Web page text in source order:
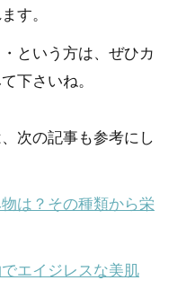
す。
という方は、ぜひカ
下さいね。
次の記事も参考にし
は？その種類から栄
エイジレスな美肌